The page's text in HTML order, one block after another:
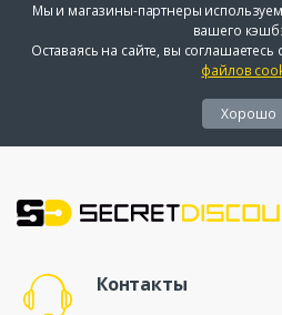
Мы и магазины-партнеры
вашего
Оставаясь на сайте, вы соглашаетесь
файлов
Хорошо
Контакты